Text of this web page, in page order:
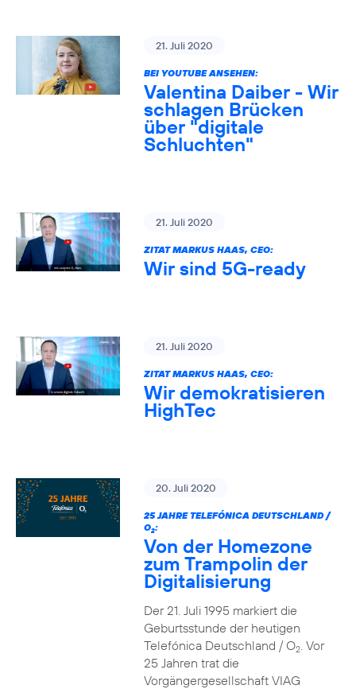
21. Juli 2020
BEI YOUTUBE ANSEHEN:
Valentina Daiber - Wir
schlagen Brücken
über "digitale
Schluchten"
21. Juli 2020
ZITAT MARKUS HAAS, CEO:
Wir sind 5G-ready
21. Juli 2020
ZITAT MARKUS HAAS, CEO:
Wir demokratisieren
HighTec
20. Juli 2020
25 JAHRE TELEFÓNICA DEUTSCHLAND /
O2:
Von der Homezone
zum Trampolin der
Digitalisierung
Der 21. Juli 1995 markiert die
Geburtsstunde der heutigen
Telefónica Deutschland / O2. Vor
25 Jahren trat die
Vorgängergesellschaft VIAG